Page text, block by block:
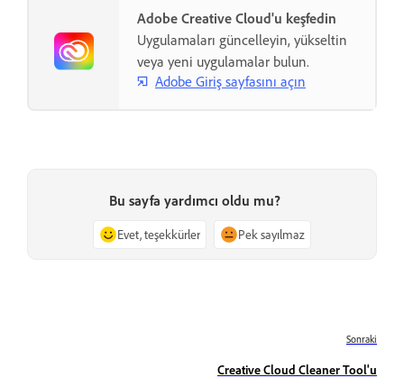
Adobe Creative Cloud'u keşfedin
Uygulamaları güncelleyin, yükseltin
veya yeni uygulamalar bulun.
Adobe Giriş sayfasını açın
Bu sayfa yardımcı oldu mu?
Evet, teşekkürler Pek sayılmaz
Sonraki
Creative Cloud Cleaner Tool'u